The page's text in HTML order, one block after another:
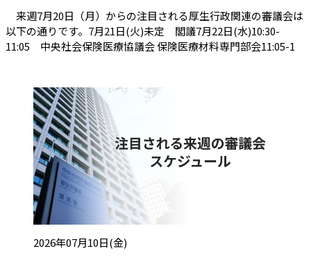
来週7月20日（月）からの注目される厚生行政関連の審議会は
以下の通りです。7月21日(火)未定 閣議7月22日(水)10:30-
11:05 中央社会保険医療協議会 保険医療材料専門部会11:05-1
投稿日:2026年07月10日(金)